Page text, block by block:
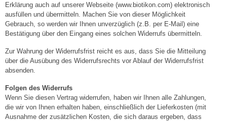
Erklärung auch auf unserer Webseite (www.biotikon.com) elektronisch
ausfüllen und übermitteln. Machen Sie von dieser Möglichkeit
Gebrauch, so werden wir Ihnen unverzüglich (z.B. per E-Mail) eine
Bestätigung über den Eingang eines solchen Widerrufs übermitteln.
Zur Wahrung der Widerrufsfrist reicht es aus, dass Sie die Mitteilung
über die Ausübung des Widerrufsrechts vor Ablauf der Widerrufsfrist
absenden.
Folgen des Widerrufs
Wenn Sie diesen Vertrag widerrufen, haben wir Ihnen alle Zahlungen,
die wir von Ihnen erhalten haben, einschließlich der Lieferkosten (mit
Ausnahme der zusätzlichen Kosten, die sich daraus ergeben, dass